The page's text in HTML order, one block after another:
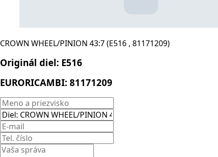
CROWN WHEEL/PINION 43:7 (E516 , 81171209)
Originál diel: E516
EURORICAMBI: 81171209